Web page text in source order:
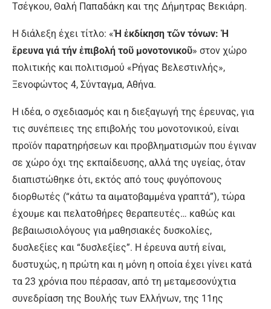
Τσέγκου, Θαλή Παπαδάκη και της Δήμητρας Βεκιάρη.
Η διάλεξη έχει τίτλο: «Ἡ ἐκδίκηση τῶν τόνων: Ἡ
ἔρευνα γιά τήν ἐπιβολή τοῦ μονοτονικοῦ» στον χώρο
πολιτικής και πολιτισμού «Ρήγας Βελεστινλής»,
Ξενοφώντος 4, Σύνταγμα, Αθήνα.
Η ιδέα, ο σχεδιασμός και η διεξαγωγή της έρευνας, για
τις συνέπειες της επιβολής του μονοτονικού, είναι
προϊόν παρατηρήσεων και προβληματισμών που έγιναν
σε χώρο όχι της εκπαίδευσης, αλλά της υγείας, όταν
διαπιστώθηκε ότι, εκτός από τους φυγόπονους
διορθωτές (“κάτω τα αιματοβαμμένα γραπτά”), τώρα
έχουμε και πελατοθήρες θεραπευτές… καθώς και
βεβαιωσιολόγους για μαθησιακές δυσκολίες,
δυσλεξίες και “δυσλεξίες”. Η έρευνα αυτή είναι,
δυστυχώς, η πρώτη και η μόνη η οποία έχει γίνει κατά
τα 23 χρόνια που πέρασαν, από τη μεταμεσονύχτια
συνεδρίαση της Βουλής των Ελλήνων, της 11ης